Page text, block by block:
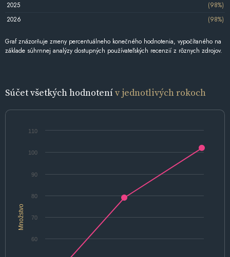
2025
(98%)
2026
(98%)
Graf znázorňuje zmeny percentuálneho konečného hodnotenia, vypočítaného na
základe súhrnnej analýzy dostupných používateľských recenzií z rôznych zdrojov.
Súčet všetkých hodnotenív jednotlivých rokoch
Množstvo
60
70
80
90
100
110